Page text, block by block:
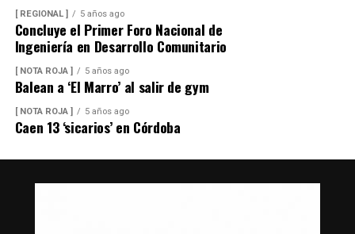
[ REGIONAL ] 5 años ago
Concluye el Primer Foro Nacional de
Ingeniería en Desarrollo Comunitario
[ NOTA ROJA ] 5 años ago
Balean a ‘El Marro’ al salir de gym
[ NOTA ROJA ] 5 años ago
Caen 13 ‘sicarios’ en Córdoba